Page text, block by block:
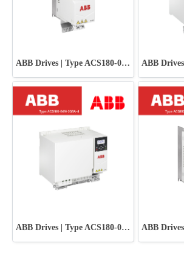
ABB Drives | Type ACS180-04N-01A8-4
ABB Drives | Type ACS180-04N-038A-4